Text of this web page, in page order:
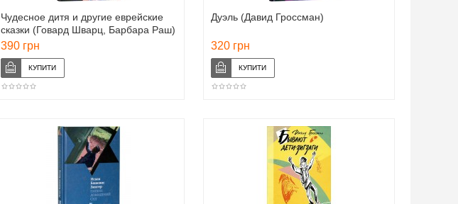
Чудесное дитя и другие еврейские
сказки (Говард Шварц, Барбара Раш)
390 грн
Дуэль (Давид Гроссман)
320 грн